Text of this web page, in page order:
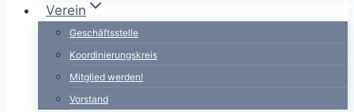
Verein
Geschäftsstelle
Koordinierungskreis
Mitglied werden!
Vorstand